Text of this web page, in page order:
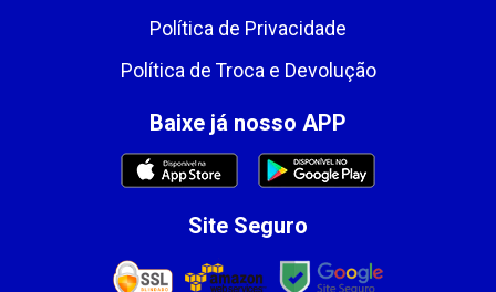
Política de Privacidade
Política de Troca e Devolução
Baixe já nosso APP
Site Seguro